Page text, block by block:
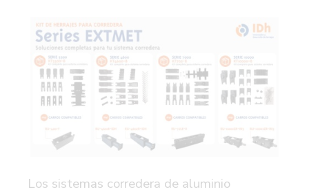
Los sistemas corredera de aluminio